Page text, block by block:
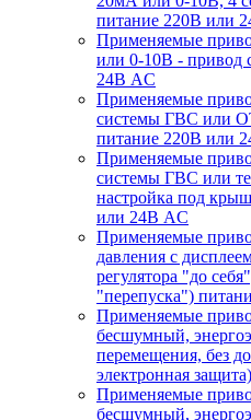
питание 220В или
Применяемые
или 0-10В - привод
24В AC
Применяемые
системы ГВС или
питание 220В или
Применяемые
системы ГВС или
настройка под
или 24В AC
Применяемые
давления с
регулятора "до
"перепуска")
Применяемые
бесшумный,
перемещения, без
электронная
Применяемые
бесшумный,